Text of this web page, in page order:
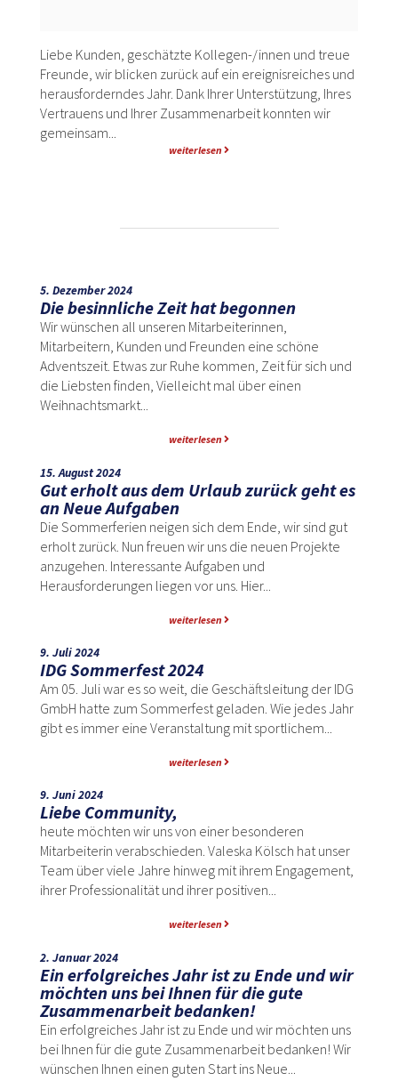
Liebe Kunden, geschätzte Kollegen-/innen und treue
Freunde, wir blicken zurück auf ein ereignisreiches und
herausforderndes Jahr. Dank Ihrer Unterstützung, Ihres
Vertrauens und Ihrer Zusammenarbeit konnten wir
gemeinsam...
weiterlesen
5. Dezember 2024
Die besinnliche Zeit hat begonnen
Wir wünschen all unseren Mitarbeiterinnen,
Mitarbeitern, Kunden und Freunden eine schöne
Adventszeit. Etwas zur Ruhe kommen, Zeit für sich und
die Liebsten finden, Vielleicht mal über einen
Weihnachtsmarkt...
weiterlesen
15. August 2024
Gut erholt aus dem Urlaub zurück geht es
an Neue Aufgaben
Die Sommerferien neigen sich dem Ende, wir sind gut
erholt zurück. Nun freuen wir uns die neuen Projekte
anzugehen. Interessante Aufgaben und
Herausforderungen liegen vor uns. Hier...
weiterlesen
9. Juli 2024
IDG Sommerfest 2024
Am 05. Juli war es so weit, die Geschäftsleitung der IDG
GmbH hatte zum Sommerfest geladen. Wie jedes Jahr
gibt es immer eine Veranstaltung mit sportlichem...
weiterlesen
9. Juni 2024
Liebe Community,
heute möchten wir uns von einer besonderen
Mitarbeiterin verabschieden. Valeska Kölsch hat unser
Team über viele Jahre hinweg mit ihrem Engagement,
ihrer Professionalität und ihrer positiven...
weiterlesen
2. Januar 2024
Ein erfolgreiches Jahr ist zu Ende und wir
möchten uns bei Ihnen für die gute
Zusammenarbeit bedanken!
Ein erfolgreiches Jahr ist zu Ende und wir möchten uns
bei Ihnen für die gute Zusammenarbeit bedanken! Wir
wünschen Ihnen einen guten Start ins Neue...